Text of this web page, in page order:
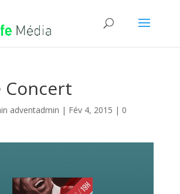
Concert
adventadmin | Fév 4, 2015 | 0